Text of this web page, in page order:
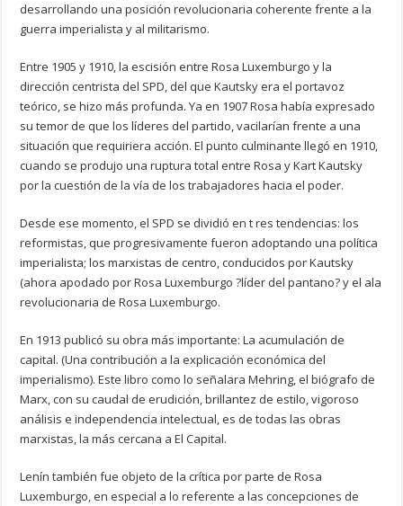
desarrollando una posición revolucionaria coherente frente a la
guerra imperialista y al militarismo.
Entre 1905 y 1910, la escisión entre Rosa Luxemburgo y la
dirección centrista del SPD, del que Kautsky era el portavoz
teórico, se hizo más profunda. Ya en 1907 Rosa había expresado
su temor de que los líderes del partido, vacilarían frente a una
situación que requiriera acción. El punto culminante llegó en 1910,
cuando se produjo una ruptura total entre Rosa y Kart Kautsky
por la cuestión de la vía de los trabajadores hacia el poder.
Desde ese momento, el SPD se dividió en t res tendencias: los
reformistas, que progresivamente fueron adoptando una política
imperialista; los marxistas de centro, conducidos por Kautsky
(ahora apodado por Rosa Luxemburgo ?líder del pantano? y el ala
revolucionaria de Rosa Luxemburgo.
En 1913 publicó su obra más importante: La acumulación de
capital. (Una contribución a la explicación económica del
imperialismo). Este libro como lo señalara Mehring, el biógrafo de
Marx, con su caudal de erudición, brillantez de estilo, vigoroso
análisis e independencia intelectual, es de todas las obras
marxistas, la más cercana a El Capital.
Lenín también fue objeto de la crítica por parte de Rosa
Luxemburgo, en especial a lo referente a las concepciones de